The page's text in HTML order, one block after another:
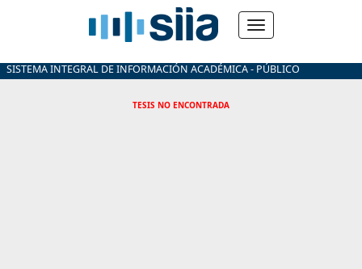
SISTEMA INTEGRAL DE INFORMACIÓN ACADÉMICA - PÚBLICO
TESIS NO ENCONTRADA